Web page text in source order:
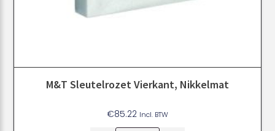
M&T Sleutelrozet Vierkant, Nikkelmat
€85.22 Incl. BTW